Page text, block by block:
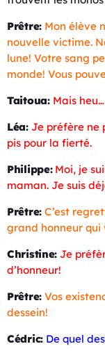
Prêtre: Mon élève
nouvelle victime.
lune! Votre sang
monde! Vous
Taitoua: Mais heu…
Léa: Je préfère ne
pis pour la fierté.
Philippe: Moi, je
maman. Je suis
Prêtre: C’est
grand honneur qui
Christine: Je
d’honneur!
Prêtre: Vos
dessein!
Cédric: De quel